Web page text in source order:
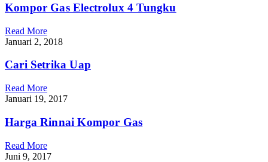
Kompor Gas Electrolux 4 Tungku
Read More
Januari 2, 2018
Cari Setrika Uap
Read More
Januari 19, 2017
Harga Rinnai Kompor Gas
Read More
Juni 9, 2017